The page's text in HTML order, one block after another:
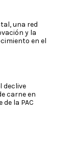
una red
y la
en el
declive
carne en
la PAC